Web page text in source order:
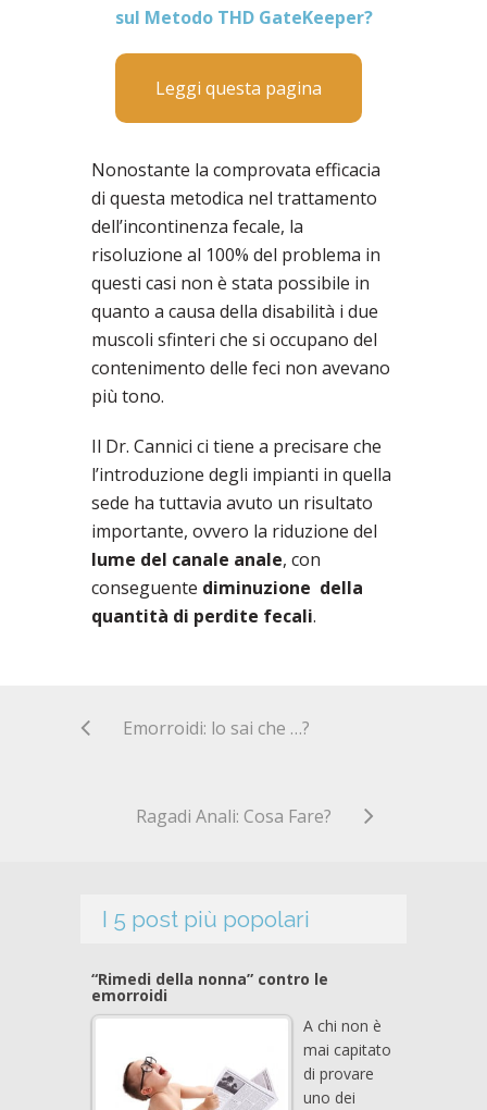
sul Metodo THD GateKeeper?
Leggi questa pagina
Nonostante la comprovata efficacia
di questa metodica nel trattamento
dell’incontinenza fecale, la
risoluzione al 100% del problema in
questi casi non è stata possibile in
quanto a causa della disabilità i due
muscoli sfinteri che si occupano del
contenimento delle feci non avevano
più tono.
Il Dr. Cannici ci tiene a precisare che
l’introduzione degli impianti in quella
sede ha tuttavia avuto un risultato
importante, ovvero la riduzione del
lume del canale anale, con
conseguente diminuzione della
quantità di perdite fecali.
Emorroidi: lo sai che …?
Ragadi Anali: Cosa Fare?
I 5 post più popolari
“Rimedi della nonna” contro le
emorroidi
A chi non è
mai capitato
di provare
uno dei